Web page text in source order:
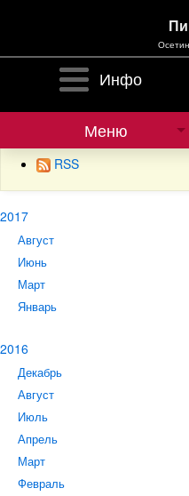
Инфо
Меню
RSS
2017
Август
Июнь
Март
Январь
2016
Декабрь
Август
Июль
Апрель
Март
Февраль